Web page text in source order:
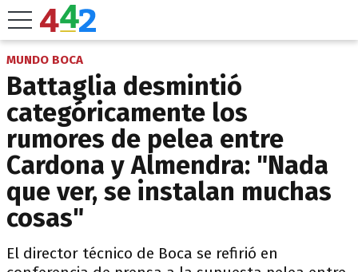
MUNDO BOCA
Battaglia desmintió
categóricamente los
rumores de pelea entre
Cardona y Almendra: "Nada
que ver, se instalan muchas
cosas"
El director técnico de Boca se refirió en